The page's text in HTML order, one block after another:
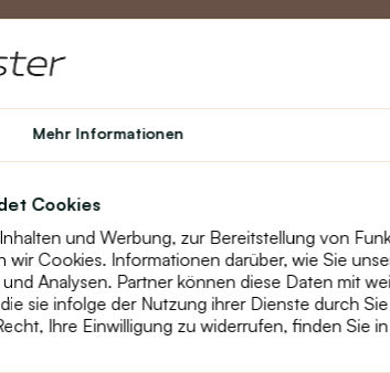
Mehr Informationen
Cookies
und Werbung, zur Bereitstellung von
wir Cookies. Informationen darüber, wie Sie
Analysen. Partner können diese Daten mit
sie infolge der Nutzung ihrer Dienste durch
Ihre Einwilligung zu widerrufen, finden Sie
Theater